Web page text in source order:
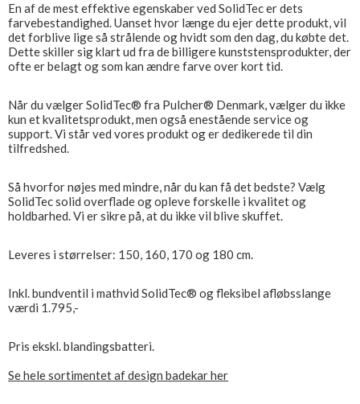
En af de mest effektive egenskaber ved SolidTec er dets
farvebestandighed. Uanset hvor længe du ejer dette produkt, vil
det forblive lige så strålende og hvidt som den dag, du købte det.
Dette skiller sig klart ud fra de billigere kunststensprodukter, der
ofte er belagt og som kan ændre farve over kort tid.
Når du vælger SolidTec® fra Pulcher® Denmark, vælger du ikke
kun et kvalitetsprodukt, men også enestående service og
support. Vi står ved vores produkt og er dedikerede til din
tilfredshed.
Så hvorfor nøjes med mindre, når du kan få det bedste? Vælg
SolidTec solid overflade og opleve forskelle i kvalitet og
holdbarhed. Vi er sikre på, at du ikke vil blive skuffet.
Leveres i størrelser: 150, 160, 170 og 180 cm.
Inkl. bundventil i mathvid SolidTec® og fleksibel afløbsslange
værdi 1.795,-
Pris ekskl. blandingsbatteri.
Se hele sortimentet af design badekar her